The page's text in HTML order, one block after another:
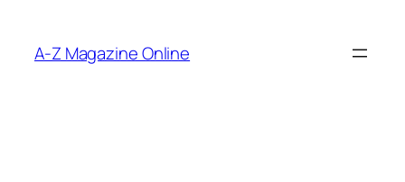
content
A-Z Magazine Online